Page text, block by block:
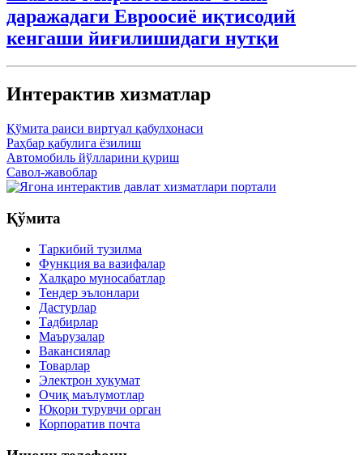
даражадаги Евроосиё иқтисодий
кенгаши йиғилишидаги нутқи
Интерактив xизматлар
Қўмита раиси виртуал қабулхонаси
Раҳбар қабулига ёзилиш
Автомобиль йўлларини қуриш
Савол-жавоблар
Қўмита
Таркибий тузилма
Функция ва вазифалар
Xалқаро муносабатлар
Тендер эълонлари
Дастурлар
Тадбирлар
Маърузалар
Вакансиялар
Товарлар
Электрон хукумат
Очиқ маълумотлар
Юқори турувчи орган
Корпоратив почта